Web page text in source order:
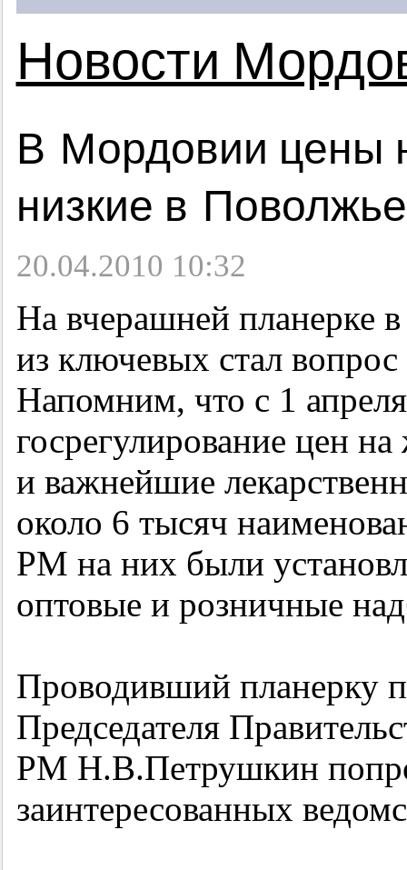
Новости
В Мордовии цены
низкие в Поволжье
20.04.2010 10:32
На вчерашней планерке
из ключевых стал
Напомним, что с 1
госрегулирование цен
и важнейшие
около 6 тысяч
РМ на них были
оптовые и розничные
Проводивший планерку
Председателя
РМ Н.В.Петрушкин
заинтересованных